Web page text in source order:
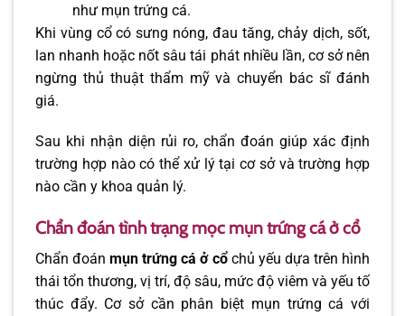
như mụn trứng cá.
Khi vùng cổ có sưng nóng, đau tăng, chảy dịch, sốt,
lan nhanh hoặc nốt sâu tái phát nhiều lần, cơ sở nên
ngừng thủ thuật thẩm mỹ và chuyển bác sĩ đánh
giá.
Sau khi nhận diện rủi ro, chẩn đoán giúp xác định
trường hợp nào có thể xử lý tại cơ sở và trường hợp
nào cần y khoa quản lý.
Chẩn đoán tình trạng mọc mụn trứng cá ở cổ
Chẩn đoánmụn trứng cá ở cổchủ yếu dựa trên hình
thái tổn thương, vị trí, độ sâu, mức độ viêm và yếu tố
thúc đẩy. Cơ sở cần phân biệt mụn trứng cá với